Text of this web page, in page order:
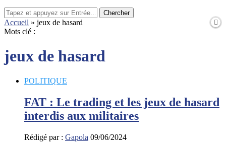
Chercher
Accueil » jeux de hasard
Mots clé :
jeux de hasard
POLITIQUE
FAT : Le trading et les jeux de hasard
interdis aux militaires
Rédigé par : Gapola 09/06/2024